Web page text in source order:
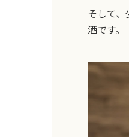
そして
酒です。